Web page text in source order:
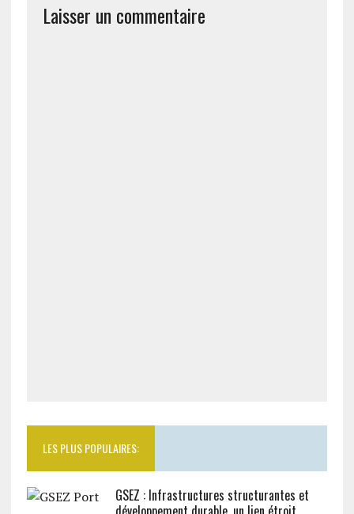
Laisser un commentaire
LES PLUS POPULAIRES:
GSEZ : Infrastructures structurantes et